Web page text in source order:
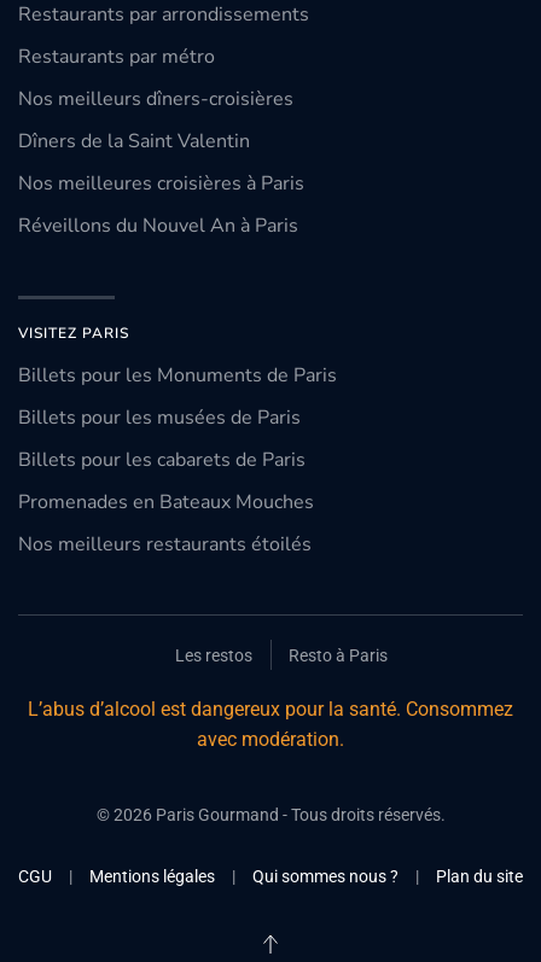
Restaurants par arrondissements
Restaurants par métro
Nos meilleurs dîners-croisières
Dîners de la Saint Valentin
Nos meilleures croisières à Paris
Réveillons du Nouvel An à Paris
VISITEZ PARIS
Billets pour les Monuments de Paris
Billets pour les musées de Paris
Billets pour les cabarets de Paris
Promenades en Bateaux Mouches
Nos meilleurs restaurants étoilés
Les restos Resto à Paris
L’abus d’alcool est dangereux pour la santé. Consommez
avec modération.
©2026Paris Gourmand - Tous droits réservés.
CGU | Mentions légales | Qui sommes nous ? | Plan du site